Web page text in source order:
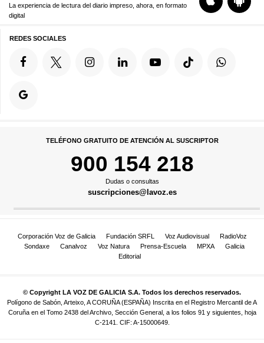
La experiencia de lectura del diario impreso, ahora, en formato
digital
REDES SOCIALES
TELÉFONO GRATUITO DE ATENCIÓN AL SUSCRIPTOR
900 154 218
Dudas o consultas
suscripciones@lavoz.es
Corporación Voz de Galicia Fundación SRFL Voz Audiovisual
RadioVoz
Sondaxe
Canalvoz Voz Natura Prensa-Escuela MPXA
Galicia
Editorial
© Copyright LA VOZ DE GALICIA S.A. Todos los derechos reservados.
Polígono de Sabón, Arteixo, A CORUÑA (ESPAÑA) Inscrita en el Registro Mercantil de A
Coruña en el Tomo 2438 del Archivo, Sección General, a los folios 91 y siguientes, hoja
C-2141. CIF: A-15000649.